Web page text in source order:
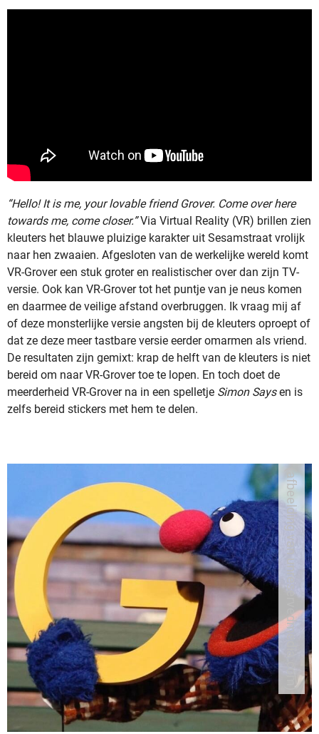
“Hello! It is me, your lovable friend Grover. Come over here
towards me, come closer.”Via Virtual Reality (VR) brillen zien
kleuters het blauwe pluizige karakter uit Sesamstraat vrolijk
naar hen zwaaien. Afgesloten van de werkelijke wereld komt
VR-Grover een stuk groter en realistischer over dan zijn TV-
versie. Ook kan VR-Grover tot het puntje van je neus komen
en daarmee de veilige afstand overbruggen. Ik vraag mij af
of deze monsterlijke versie angsten bij de kleuters oproept of
dat ze deze meer tastbare versie eerder omarmen als vriend.
De resultaten zijn gemixt: krap de helft van de kleuters is niet
bereid om naar VR-Grover toe te lopen. En toch doet de
meerderheid VR-Grover na in een spelletje Simon Saysen is
zelfs bereid stickers met hem te delen.
(afbeelding van unreservedmedia.com)